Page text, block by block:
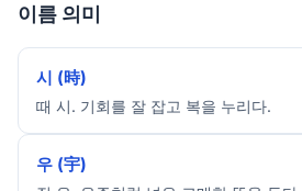
이름 의미
시 (時)
때 시. 기회를 잘 잡고 복을 누리다.
우 (宇)